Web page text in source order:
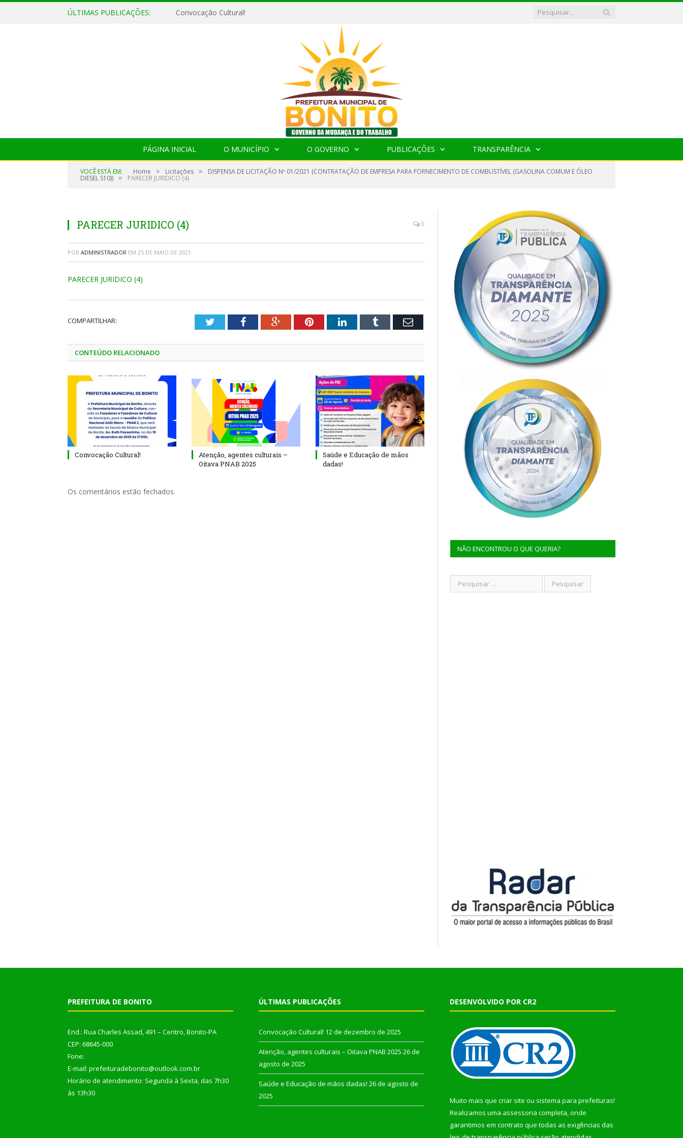
ÚLTIMAS PUBLICAÇÕES: Convocação Cultural!
PÁGINA INICIAL O MUNICÍPIO O GOVERNO PUBLICAÇÕES TRANSPARÊNCIA
VOCÊ ESTÁ EM: Home » Licitações » DISPENSA DE LICITAÇÃO Nº 01/2021 (CONTRATAÇÃO DE EMPRESA PARA FORNECIMENTO DE COMBUSTÍVEL (GASOLINA COMUM E ÓLEO
DIESEL S10)) » PARECER JURIDICO (4)
PARECER JURIDICO (4) 0
POR ADMINISTRADOR EM 25 DE MAIO DE 2021
PARECER JURIDICO (4)
COMPARTILHAR: TwitterFacebookGoogle+PinterestLinkedInTumblr Email
CONTEÚDO RELACIONADO
Convocação Cultural!
Atenção, agentes culturais –
Oitava PNAB 2025
Saúde e Educação de mãos
dadas!
Os comentários estão fechados.
NÃO ENCONTROU O QUE QUERIA?
PREFEITURA DE BONITO
End.: Rua Charles Assad, 491 – Centro, Bonito-PA
CEP: 68645-000
Fone:
E-mail: prefeituradebonito@outlook.com.br
Horário de atendimento: Segunda à Sexta, das 7h30
às 13h30
ÚLTIMAS PUBLICAÇÕES
Convocação Cultural! 12 de dezembro de 2025
Atenção, agentes culturais – Oitava PNAB 2025 26 de
agosto de 2025
Saúde e Educação de mãos dadas! 26 de agosto de
2025
DESENVOLVIDO POR CR2
Muito mais que criar site ou sistema para prefeituras!
Realizamos uma assessoria completa, onde
garantimos em contrato que todas as exigências das